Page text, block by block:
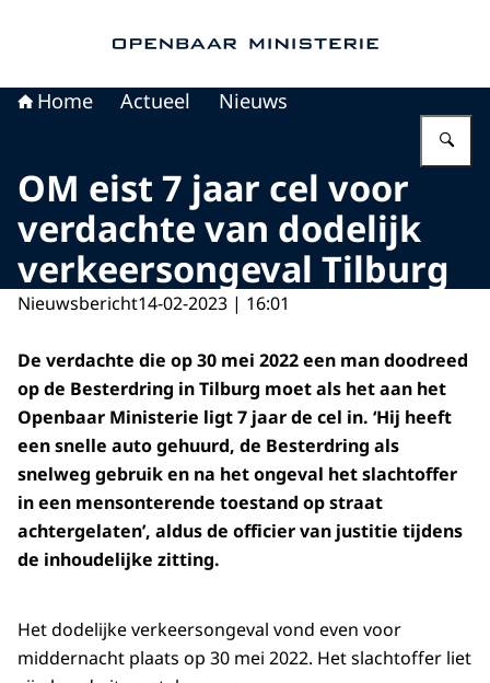
Home Actueel Nieuws
OM eist 7 jaar cel voor
verdachte van dodelijk
verkeersongeval Tilburg
Nieuwsbericht14-02-2023 | 16:01
De verdachte die op 30 mei 2022 een man doodreed
op de Besterdring in Tilburg moet als het aan het
Openbaar Ministerie ligt 7 jaar de cel in. ‘Hij heeft
een snelle auto gehuurd, de Besterdring als
snelweg gebruik en na het ongeval het slachtoffer
in een mensonterende toestand op straat
achtergelaten’, aldus de officier van justitie tijdens
de inhoudelijke zitting.
Het dodelijke verkeersongeval vond even voor
middernacht plaats op 30 mei 2022. Het slachtoffer liet